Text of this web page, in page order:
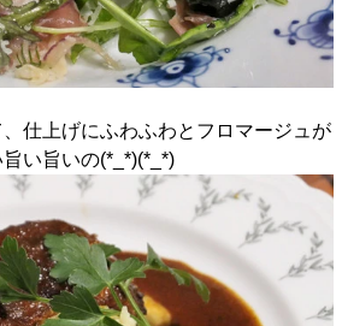
仕上げにふわふわとフロマージュが
い旨いの(*_*)(*_*)